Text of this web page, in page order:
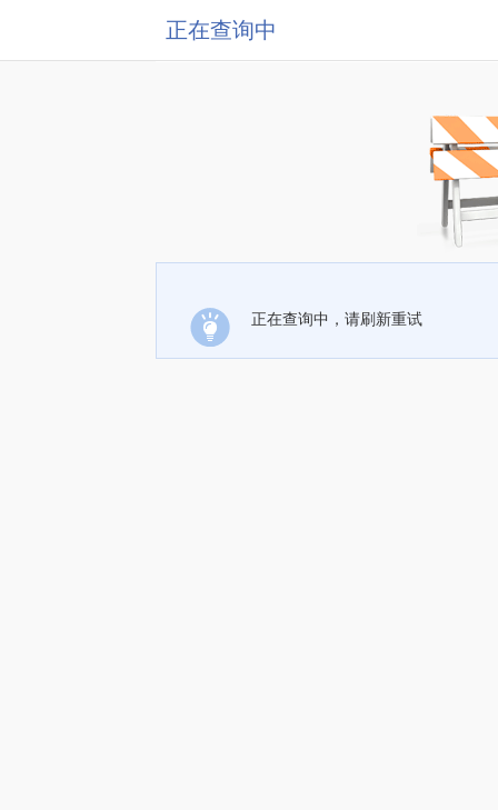
正在查询中
正在查询中，请刷新重试